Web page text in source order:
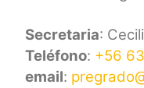
Secretaria:
Teléfono: +56
email: